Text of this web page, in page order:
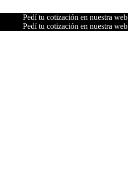
Pedí tu cotización en nuestra web
Pedí tu cotización en nuestra web